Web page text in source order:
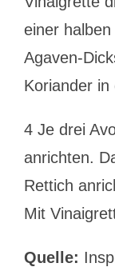
einer
Agaven-
Koriander in
4 Je drei
anrichten.
Rettich
Mit
Quelle: